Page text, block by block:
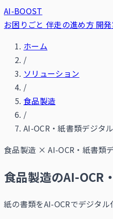
AI-BOOST
お困りごと 伴走の進め方 開
ホーム
/
ソリューション
/
食品製造
/
AI-OCR・紙書類デジタ
食品製造 × AI-OCR・紙書類
食品製造のAI-OCR
紙の書類をAI-OCRでデジタ